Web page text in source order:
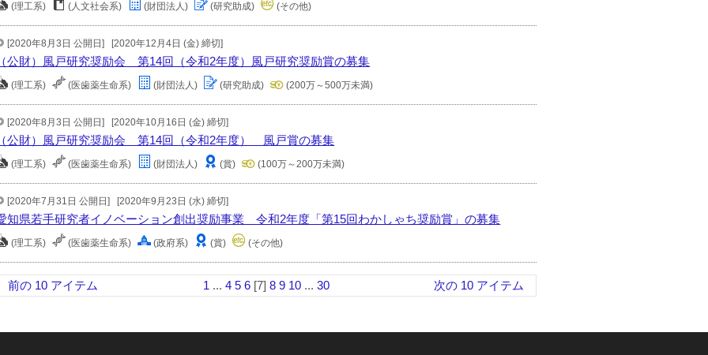
(理工系) (人文社会系) (財団法人) (研究助成) (その他)
[2020年8月3日 公開日] [2020年12月4日 (金) 締切]
（公財）風戸研究奨励会 第14回（令和2年度）風戸研究奨励賞の募集
(理工系) (医歯薬生命系) (財団法人) (研究助成) (200万～500万未満)
[2020年8月3日 公開日] [2020年10月16日 (金) 締切]
（公財）風戸研究奨励会 第14回（令和2年度） 風戸賞の募集
(理工系) (医歯薬生命系) (財団法人) (賞) (100万～200万未満)
[2020年7月31日 公開日] [2020年9月23日 (水) 締切]
知県若手研究者イノベーション創出奨励事業 令和2年度「第15回わかしゃち奨励賞」の募集
(理工系) (医歯薬生命系) (政府系) (賞) (その他)
前の 10 アイテム 次の 10 アイテム
1... 4 5 6 [7] 8 9 10 ... 30